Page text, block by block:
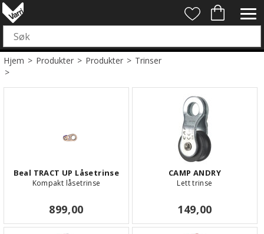
Hjem>Produkter>Produkter>Trinser
>
Beal TRACT UP Låsetrinse
Kompakt låsetrinse
899,00
CAMP ANDRY
Lett trinse
149,00